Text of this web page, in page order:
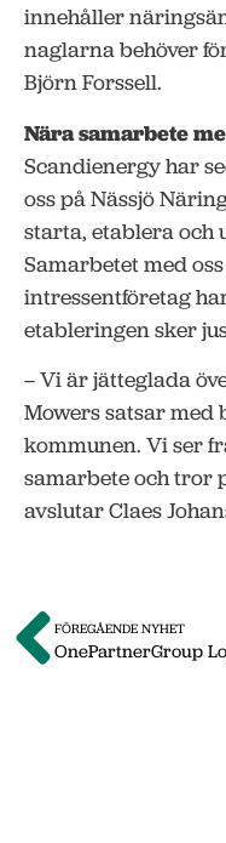
innehåller
naglarna behöver
Björn Forssell.
Nära samarbete
Scandienergy har
oss på Nässjö
starta, etablera och
Samarbetet med
intressentföretag
etableringen sker
– Vi är jätteglada
Mowers satsar
kommunen. Vi ser
samarbete och tror
avslutar Claes
FÖREGÅENDE NYHET